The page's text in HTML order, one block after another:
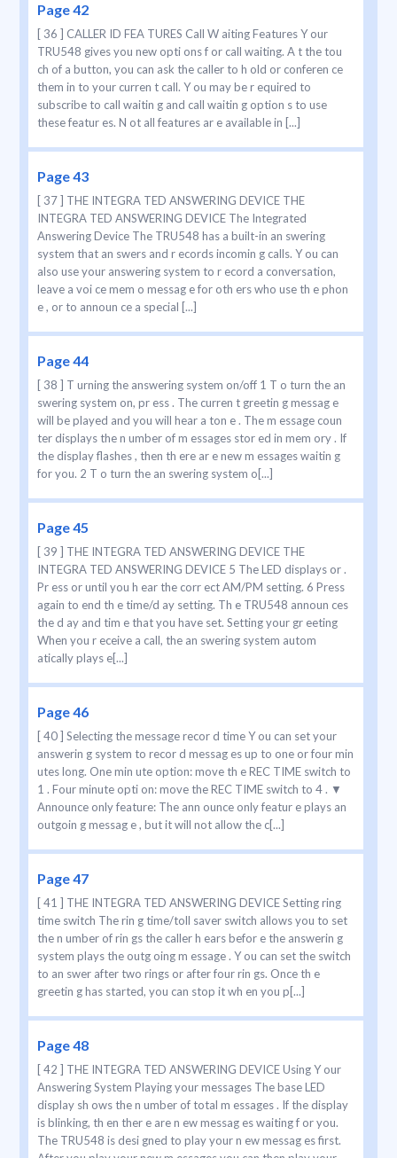
Page 42
[ 36 ] CALLER ID FEA TURES Call W aiting Features Y our
TRU548 gives you new opti ons f or call waiting. A t the tou
ch of a button, you can ask the caller to h old or conferen ce
them in to your curren t call. Y ou may be r equired to
subscribe to call waitin g and call waitin g option s to use
these featur es. N ot all features ar e available in [...]
Page 43
[ 37 ] THE INTEGRA TED ANSWERING DEVICE THE
INTEGRA TED ANSWERING DEVICE The Integrated
Answering Device The TRU548 has a built-in an swering
system that an swers and r ecords incomin g calls. Y ou can
also use your answering system to r ecord a conversation,
leave a voi ce mem o messag e for oth ers who use th e phon
e , or to announ ce a special [...]
Page 44
[ 38 ] T urning the answering system on/off 1 T o turn the an
swering system on, pr ess . The curren t greetin g messag e
will be played and you will hear a ton e . The m essage coun
ter displays the n umber of m essages stor ed in mem ory . If
the display flashes , then th ere ar e new m essages waitin g
for you. 2 T o turn the an swering system o[...]
Page 45
[ 39 ] THE INTEGRA TED ANSWERING DEVICE THE
INTEGRA TED ANSWERING DEVICE 5 The LED displays or .
Pr ess or until you h ear the corr ect AM/PM setting. 6 Press
again to end th e time/d ay setting. Th e TRU548 announ ces
the d ay and tim e that you have set. Setting your gr eeting
When you r eceive a call, the an swering system autom
atically plays e[...]
Page 46
[ 40 ] Selecting the message recor d time Y ou can set your
answerin g system to recor d messag es up to one or four min
utes long. One min ute option: move th e REC TIME switch to
1 . Four minute opti on: move the REC TIME switch to 4 . ▼
Announce only feature: The ann ounce only featur e plays an
outgoin g messag e , but it will not allow the c[...]
Page 47
[ 41 ] THE INTEGRA TED ANSWERING DEVICE Setting ring
time switch The rin g time/toll saver switch allows you to set
the n umber of rin gs the caller h ears befor e the answerin g
system plays the outg oing m essage . Y ou can set the switch
to an swer after two rings or after four rin gs. Once th e
greetin g has started, you can stop it wh en you p[...]
Page 48
[ 42 ] THE INTEGRA TED ANSWERING DEVICE Using Y our
Answering System Playing your messages The base LED
display sh ows the n umber of total m essages . If the display
is blinking, th en ther e are n ew messag es waiting f or you.
The TRU548 is desi gned to play your n ew messag es first.